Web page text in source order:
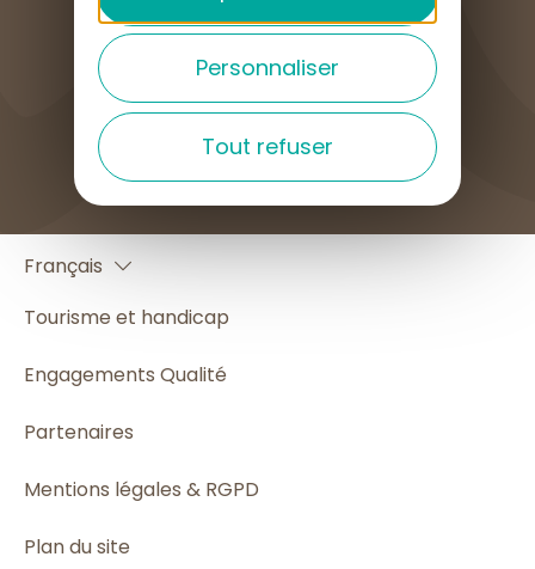
Français
Español
Tourisme et handicap
Engagements Qualité
Partenaires
Mentions légales & RGPD
Plan du site
Personnaliser
Tout refuser